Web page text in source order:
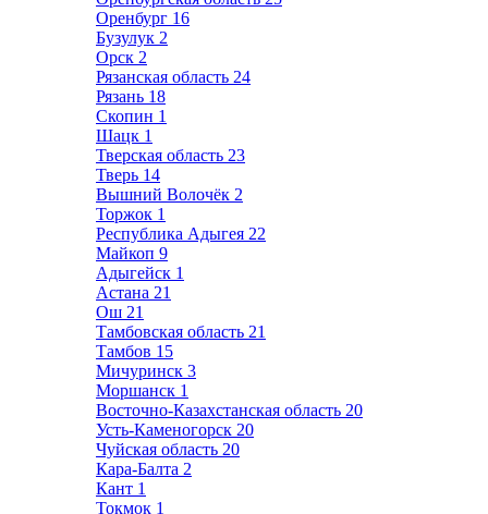
Оренбург 16
Бузулук 2
Орск 2
Рязанская область 24
Рязань 18
Скопин 1
Шацк 1
Тверская область 23
Тверь 14
Вышний Волочёк 2
Торжок 1
Республика Адыгея 22
Майкоп 9
Адыгейск 1
Астана 21
Ош 21
Тамбовская область 21
Тамбов 15
Мичуринск 3
Моршанск 1
Восточно-Казахстанская область 20
Усть-Каменогорск 20
Чуйская область 20
Кара-Балта 2
Кант 1
Токмок 1